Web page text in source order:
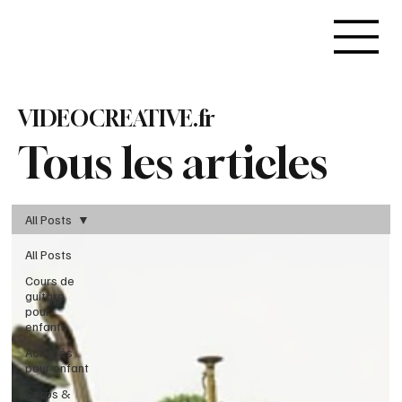
Tous les articles
VIDEOCREATIVE.fr
All Posts
Cours de
guitare
pour
enfants
Activités
pour enfant
Corps &
All Posts